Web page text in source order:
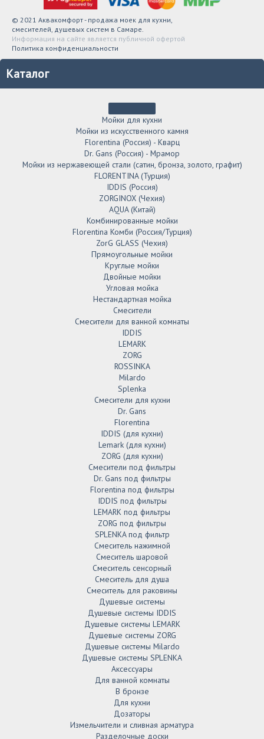
© 2021 Аквакомфорт - продажа моек для кухни,
смесителей, душевых систем в Самаре.
Информация на сайте является публичной офертой
Политика конфиденциальности
Каталог
Мойки для кухни
Мойки из искусственного камня
Florentina (Россия) - Кварц
Dr. Gans (Россия) - Мрамор
Мойки из нержавеющей стали (сатин, бронза, золото, графит)
FLORENTINA (Турция)
IDDIS (Россия)
ZORGINOX (Чехия)
AQUA (Китай)
Комбинированные мойки
Florentina Комби (Россия/Турция)
ZorG GLASS (Чехия)
Прямоугольные мойки
Круглые мойки
Двойные мойки
Угловая мойка
Нестандартная мойка
Смесители
Смесители для ванной комнаты
IDDIS
LEMARK
ZORG
ROSSINKA
Milardo
Splenka
Смесители для кухни
Dr. Gans
Florentina
IDDIS (для кухни)
Lemark (для кухни)
ZORG (для кухни)
Смесители под фильтры
Dr. Gans под фильтры
Florentina под фильтры
IDDIS под фильтры
LEMARK под фильтры
ZORG под фильтры
SPLENKA под фильтр
Смеситель нажимной
Смеситель шаровой
Смеситель сенсорный
Смеситель для душа
Смеситель для раковины
Душевые системы
Душевые системы IDDIS
Душевые системы LEMARK
Душевые системы ZORG
Душевые системы Milardo
Душевые системы SPLENKA
Аксессуары
Для ванной комнаты
В бронзе
Для кухни
Дозаторы
Измельчители и сливная арматура
Разделочные доски